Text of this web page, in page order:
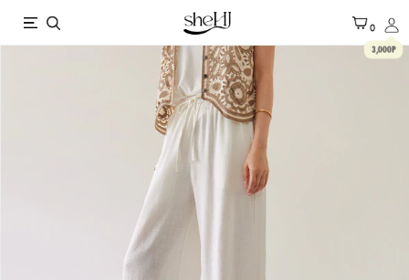
X 0
3,000P